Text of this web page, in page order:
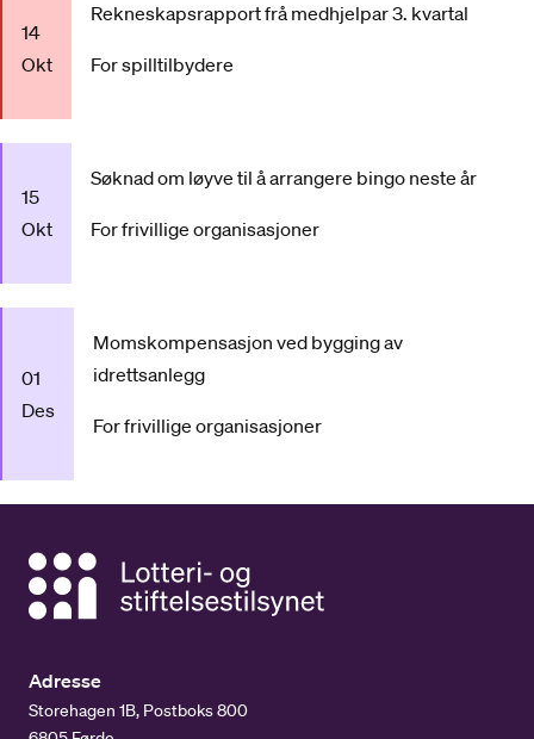
14
Okt
Rekneskapsrapport frå medhjelpar 3. kvartal
For spilltilbydere
15
Okt
Søknad om løyve til å arrangere bingo neste år
For frivillige organisasjoner
01
Des
Momskompensasjon ved bygging av
idrettsanlegg
For frivillige organisasjoner
Adresse
Storehagen 1B, Postboks 800